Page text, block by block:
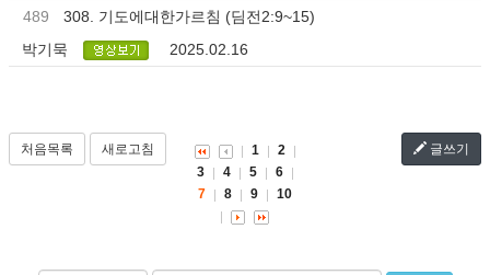
489
308. 기도에대한가르침 (딤전2:9~15)
박기묵
2025.02.16
처음목록 새로고침 글쓰기
1
2
3
4 5
6
7
8 9 10